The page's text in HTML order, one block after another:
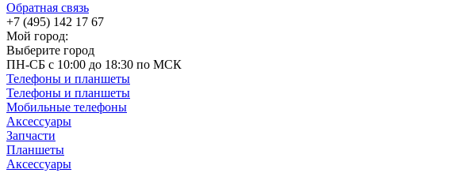
Обратная связь
+7 (495) 142 17 67
Мой город:
Выберите город
ПН-СБ с 10:00 до 18:30 по МСК
Телефоны и планшеты
Телефоны и планшеты
Мобильные телефоны
Аксессуары
Запчасти
Планшеты
Аксессуары